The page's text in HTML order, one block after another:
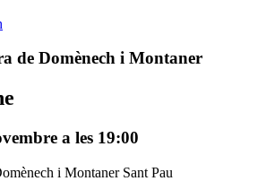
de Domènech i Montaner
a les 19:00